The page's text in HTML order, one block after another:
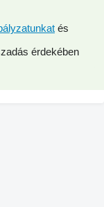
és
érdekében